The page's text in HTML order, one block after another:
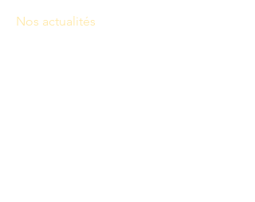
Nos actualités